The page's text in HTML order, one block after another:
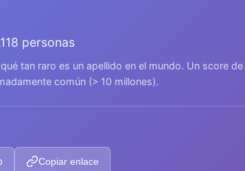
personas
tan raro es un apellido en el mundo. Un score
común (> 10 millones).
Copiar enlace